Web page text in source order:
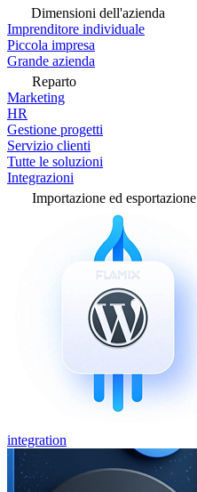
Dimensioni dell'azienda
Imprenditore individuale
Piccola impresa
Grande azienda
Reparto
Marketing
HR
Gestione progetti
Servizio clienti
Tutte le soluzioni
Integrazioni
Importazione ed esportazione
integration